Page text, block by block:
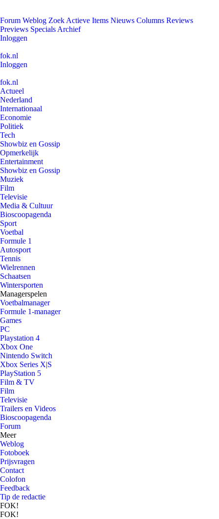
Forum Weblog Zoek Actieve Items Nieuws Columns Reviews
Previews Specials Archief
Inloggen
fok.nl
Inloggen
fok.nl
Actueel
Nederland
Internationaal
Economie
Politiek
Tech
Showbiz en Gossip
Opmerkelijk
Entertainment
Showbiz en Gossip
Muziek
Film
Televisie
Media & Cultuur
Bioscoopagenda
Sport
Voetbal
Formule 1
Autosport
Tennis
Wielrennen
Schaatsen
Wintersporten
Managerspelen
Voetbalmanager
Formule 1-manager
Games
PC
Playstation 4
Xbox One
Nintendo Switch
Xbox Series X|S
PlayStation 5
Film & TV
Film
Televisie
Trailers en Videos
Bioscoopagenda
Forum
Meer
Weblog
Fotoboek
Prijsvragen
Contact
Colofon
Feedback
Tip de redactie
FOK!
FOK!